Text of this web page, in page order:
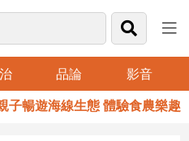
品論 影音
遊海線生態 體驗食農樂趣